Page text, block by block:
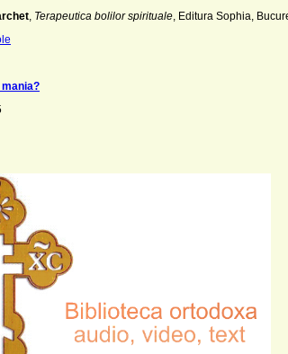
Terapeutica bolilor spirituale , Editura Sophia,